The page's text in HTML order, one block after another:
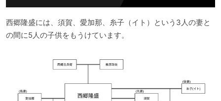
西郷隆盛には、須賀、愛加那、糸子（イト）という3人の妻と
の間に5人の子供をもうけています。